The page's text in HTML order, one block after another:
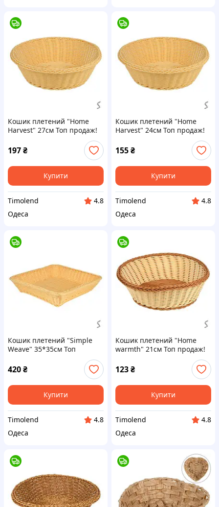
Кошик плетений "Home
Harvest" 27см Топ продаж!
197₴
Купити
Timolend
4.8
Одеса
Кошик плетений "Home
Harvest" 24см Топ продаж!
155₴
Купити
Timolend
4.8
Одеса
Кошик плетений "Simple
Weave" 35*35см Топ
420₴
Купити
Timolend
4.8
Одеса
Кошик плетений "Home
warmth" 21см Топ продаж!
123₴
Купити
Timolend
4.8
Одеса